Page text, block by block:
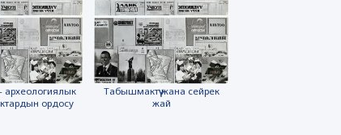
археологиялык
ордосу
Табышмактүү жана сейрек
жай